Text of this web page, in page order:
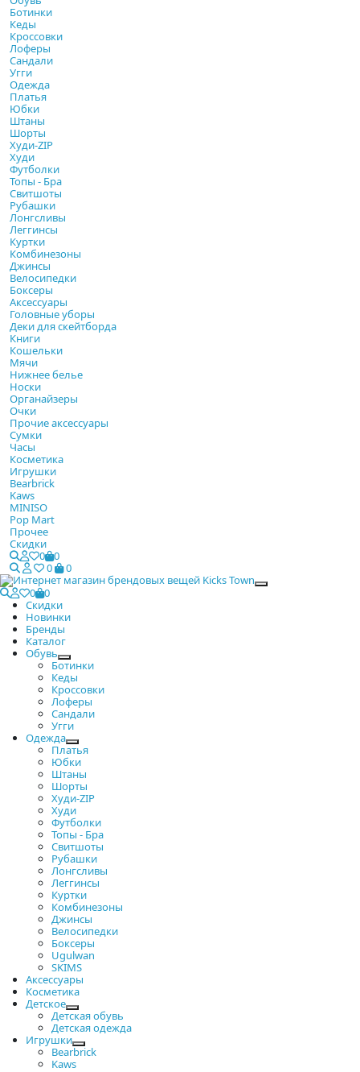
Ботинки
Кеды
Кроссовки
Лоферы
Сандали
Угги
Одежда
Платья
Юбки
Штаны
Шорты
Худи-ZIP
Худи
Футболки
Топы - Бра
Свитшоты
Рубашки
Лонгсливы
Леггинсы
Куртки
Комбинезоны
Джинсы
Велосипедки
Боксеры
Аксессуары
Головные уборы
Деки для скейтборда
Книги
Кошельки
Мячи
Нижнее белье
Носки
Органайзеры
Очки
Прочие аксессуары
Сумки
Часы
Косметика
Игрушки
Bearbrick
Kaws
MINISO
Pop Mart
Прочее
Скидки
0
0
0
0
Закрыть
0
0
Скидки
Новинки
Бренды
Каталог
Обувь
Ботинки
Кеды
Кроссовки
Лоферы
Сандали
Угги
Одежда
Платья
Юбки
Штаны
Шорты
Худи-ZIP
Худи
Футболки
Топы - Бра
Свитшоты
Рубашки
Лонгсливы
Леггинсы
Куртки
Комбинезоны
Джинсы
Велосипедки
Боксеры
Ugulwan
SKIMS
Аксессуары
Косметика
Детское
Детская обувь
Детская одежда
Игрушки
Bearbrick
Kaws